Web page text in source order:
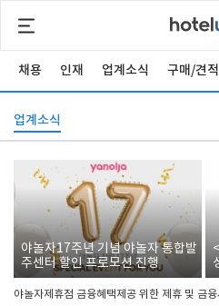
채용 인재 업계소식 구매/견적
업계소식
야놀자17주년 기념 야놀자 통합발
주센터 할인 프로모션 진행
야놀자제휴점 금융혜택제공 위한 제휴 및 금융